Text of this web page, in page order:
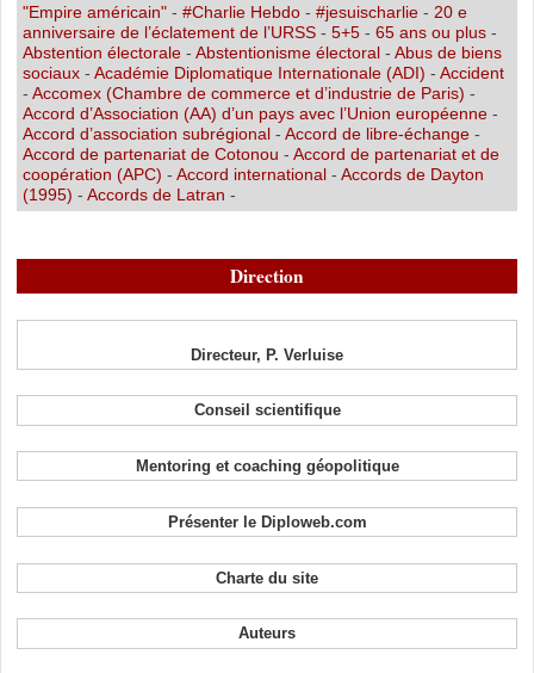
"Empire américain"- #Charlie Hebdo- #jesuischarlie- 20 e
anniversaire de l’éclatement de l’URSS- 5+5- 65 ans ou plus-
Abstention électorale- Abstentionisme électoral- Abus de biens
sociaux- Académie Diplomatique Internationale (ADI) - Accident
- Accomex (Chambre de commerce et d’industrie de Paris) -
Accord d’Association (AA) d’un pays avec l’Union européenne-
Accord d’association subrégional- Accord de libre-échange-
Accord de partenariat de Cotonou - Accord de partenariat et de
coopération (APC) - Accord international- Accords de Dayton
(1995) - Accords de Latran -
Direction
Directeur, P. Verluise
Conseil scientifique
Mentoring et coaching géopolitique
Présenter le Diploweb.com
Charte du site
Auteurs